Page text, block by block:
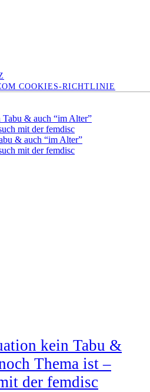
COOKIES-RICHTLINIE
& auch “im Alter”
mit der femdisc
kein Tabu &
Thema ist –
der femdisc